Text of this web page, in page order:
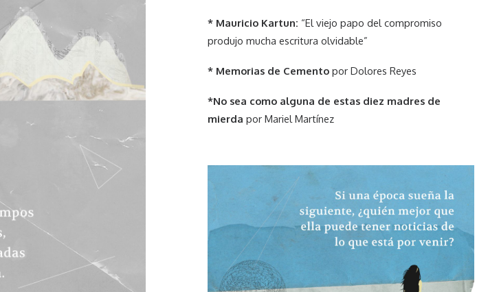
* Mauricio Kartun: “El viejo papo del compromiso
produjo mucha escritura olvidable”
* Memorias de Cemento por Dolores Reyes
*No sea como alguna de estas diez madres de
mierda por Mariel Martínez